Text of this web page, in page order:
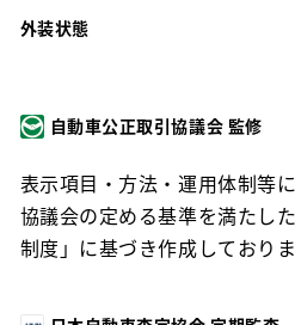
外装状態
自動車公正取引協議会 監修
表示項目・方法・運用体制等
協議会の定める基準を満たし
制度」に基づき作成しておりま